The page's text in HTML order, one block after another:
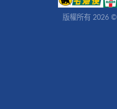
版權所有 2026 ©